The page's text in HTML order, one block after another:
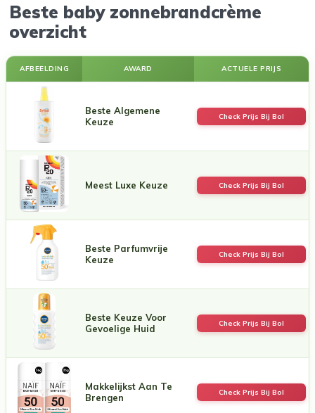
Beste baby zonnebrandcrème
overzicht
AFBEELDING AWARD ACTUELE PRIJS
Beste Algemene
Keuze
Check Prijs Bij Bol
Meest Luxe Keuze Check Prijs Bij Bol
Beste Parfumvrije
Keuze
Check Prijs Bij Bol
Beste Keuze Voor
Gevoelige Huid
Check Prijs Bij Bol
Makkelijkst Aan Te
Brengen
Check Prijs Bij Bol